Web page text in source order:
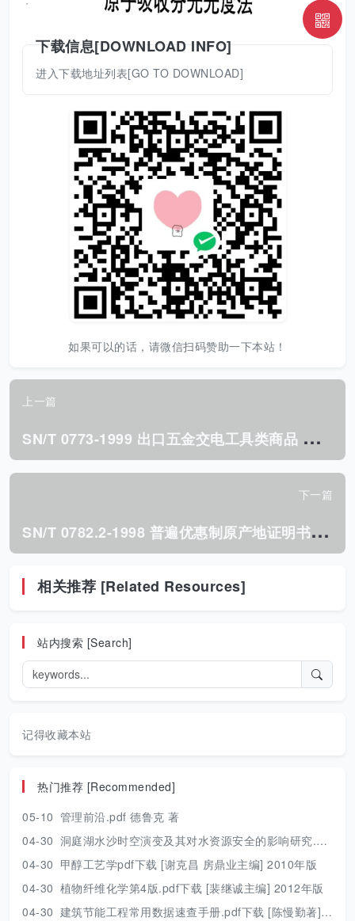
下载信息[DOWNLOAD INFO]
进入下载地址列表[GO TO DOWNLOAD]
如果可以的话，请微信扫码赞助一下本站！
上一篇
S
N/T 0773-1999 出口五金交电工具类商品 运输包装检验规程.pdf
下一篇
S
N/T 0782.2-1998 普遍优惠制原产地证明书报文.pdf
相关推荐 [Related Resources]
站内搜索 [Search]
记得收藏本站
热门推荐 [Recommended]
05-10 管理前沿.pdf 德鲁克 著
04-30 洞庭湖水沙时空演变及其对水资源安全的影响研究.pdf 胡光伟 著 2017年版
04-30 甲醇工艺学pdf下载 [谢克昌 房鼎业主编] 2010年版
04-30 植物纤维化学第4版.pdf下载 [裴继诚主编] 2012年版
04-30 建筑节能工程常用数据速查手册.pdf下载 [陈慢勤著] 2010年版